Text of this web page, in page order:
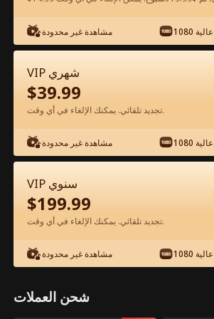
شاهد مجانًا في التطبيق
0-49 50-63
مشاهدة غير محدودة
VIP شهري
$39.99
تجديد تلقائي. يمكنك الإلغاء في أي وقت.
مشاهدة غير محدودة
VIP سنوي
$199.99
تجديد تلقائي. يمكنك الإلغاء في أي وقت.
مشاهدة غير محدودة
شحن العملات